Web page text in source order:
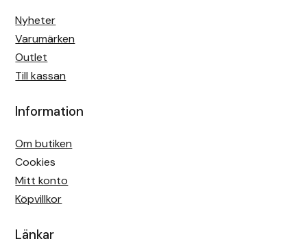
Nyheter
Varumärken
Outlet
Till kassan
Information
Om butiken
Cookies
Mitt konto
Köpvillkor
Länkar